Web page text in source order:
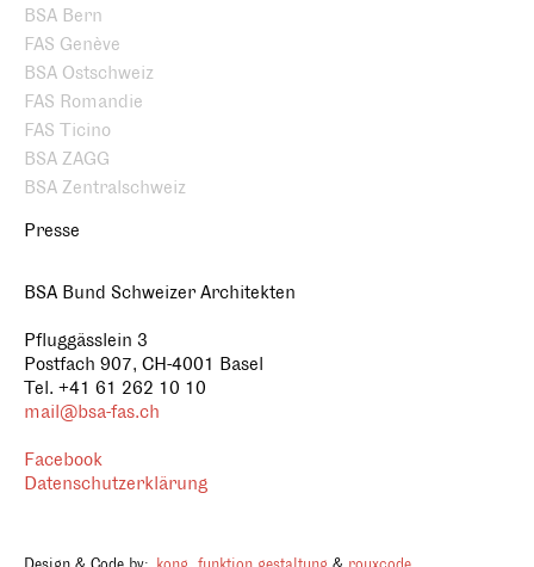
BSA Bern
FAS Genève
BSA Ostschweiz
FAS Romandie
FAS Ticino
BSA ZAGG
BSA Zentralschweiz
Presse
BSA Bund Schweizer Architekten
Pfluggässlein 3
Postfach 907, CH-4001 Basel
Tel. +41 61 262 10 10
mail@bsa-fas.ch
Facebook
Datenschutzerklärung